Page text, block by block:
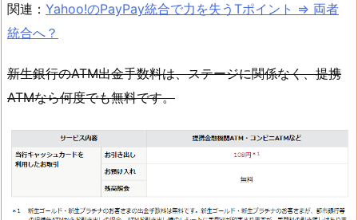
関連： Yahoo!のPayPay統合で力を失うTポイント ⇒ 両者
統合へ？
新生銀行のATM出金手数料は、ステージに関係なく、提携
ATMなら何度でも無料です。